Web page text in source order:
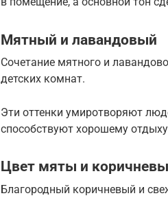
Мятный и лавандовый
Сочетание мятного и
детских комнат.
Эти оттенки умиротворяют
способствуют хорошему
Цвет мяты и
Благородный коричневый и